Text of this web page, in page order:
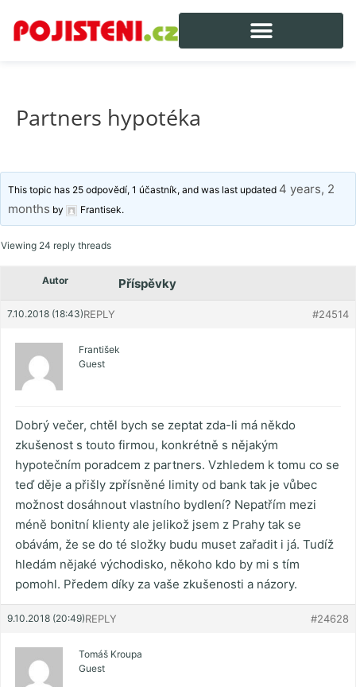
Partners hypotéka
This topic has 25 odpovědí, 1 účastník, and was last updated 4 years, 2
months by Frantisek.
Viewing 24 reply threads
Autor Příspěvky
7.10.2018 (18:43) #24514
REPLY
František
Guest
Dobrý večer, chtěl bych se zeptat zda-li má někdo
zkušenost s touto firmou, konkrétně s nějakým
hypotečním poradcem z partners. Vzhledem k tomu co se
teď děje a přišly zpřísněné limity od bank tak je vůbec
možnost dosáhnout vlastního bydlení? Nepatřím mezi
méně bonitní klienty ale jelikož jsem z Prahy tak se
obávám, že se do té složky budu muset zařadit i já. Tudíž
hledám nějaké východisko, někoho kdo by mi s tím
pomohl. Předem díky za vaše zkušenosti a názory.
9.10.2018 (20:49) #24628
REPLY
Tomáš Kroupa
Guest